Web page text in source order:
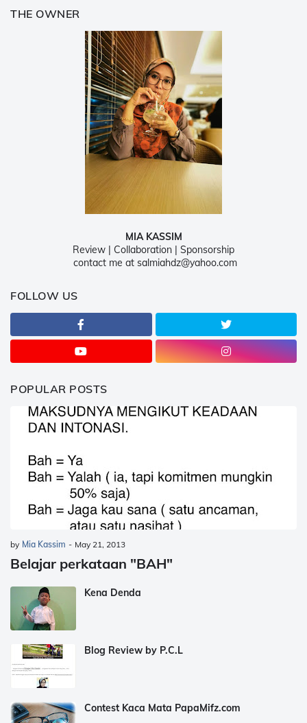
THE OWNER
MIA KASSIM
Review | Collaboration | Sponsorship
contact me at salmiahdz@yahoo.com
FOLLOW US
POPULAR POSTS
by Mia Kassim - May 21, 2013
Belajar perkataan "BAH"
Kena Denda
Blog Review by P.C.L
Contest Kaca Mata PapaMifz.com